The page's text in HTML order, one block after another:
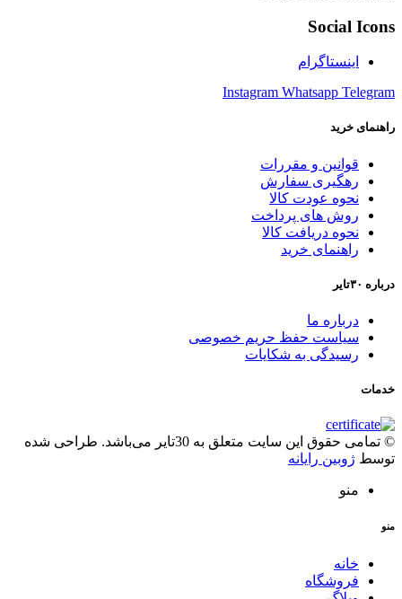
Social Icons
اینستاگرام
Instagram Whatsapp Telegram
راهنمای خرید
قوانین و مقررات
رهگیری سفارش
نحوه عودت کالا
روش های پرداخت
نحوه دریافت کالا
راهنمای خرید
درباره ۳۰تایر
درباره ما
سیاست حفظ حریم خصوصی
رسیدگی به شکایات
خدمات
© تمامی حقوق این سایت متعلق به 30تایر می‌باشد. طراحی شده
توسط ژوبین رایانه
منو
منو
خانه
فروشگاه